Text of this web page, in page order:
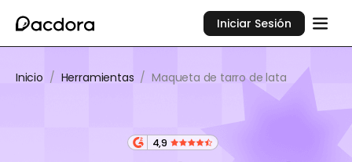
Iniciar Sesión
Inicio / Herramientas / Maqueta de tarro de lata
4,9